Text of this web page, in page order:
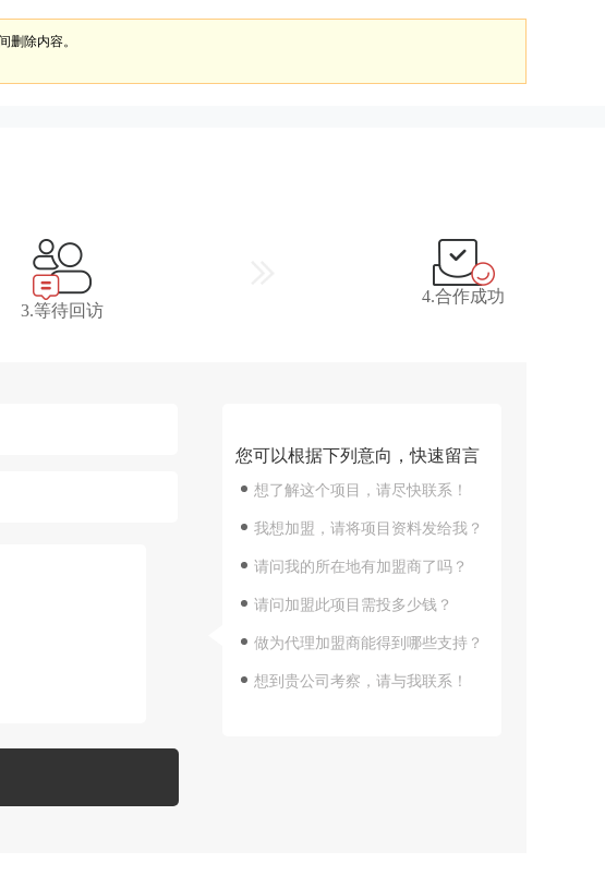
删除内容。
3.等待回访
4.合作成功
您可以根据下列意向，快速留言
想了解这个项目，请尽快联系！
我想加盟，请将项目资料发给我？
请问我的所在地有加盟商了吗？
请问加盟此项目需投多少钱？
做为代理加盟商能得到哪些支持？
想到贵公司考察，请与我联系！